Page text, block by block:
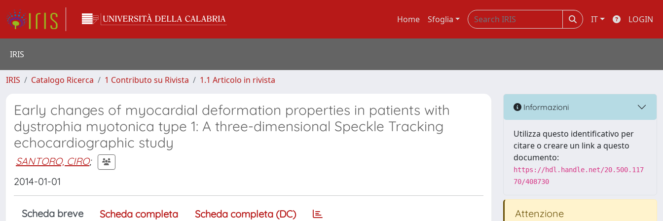
Home Sfoglia IT LOGIN
IRIS
IRIS Catalogo Ricerca 1 Contributo su Rivista 1.1 Articolo in rivista
Early changes of myocardial deformation properties in patients with
dystrophia myotonica type 1: A three-dimensional Speckle Tracking
echocardiographic study
SANTORO, CIRO;
2014-01-01
Scheda breve Scheda completa Scheda completa (DC)
Informazioni
Utilizza questo identificativo per
citare o creare un link a questo
documento:
https://hdl.handle.net/20.500.117
70/408730
Attenzione